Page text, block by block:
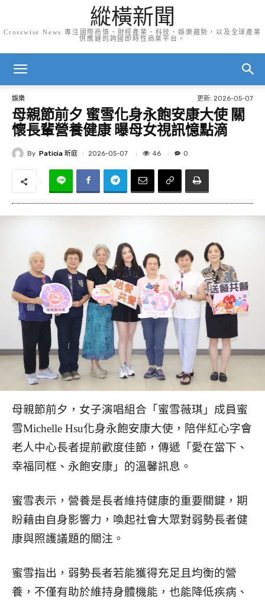
縱橫新聞
Crosswise News 專注國際商情、財經產業、科技、娛樂趨勢，以及全球產業
供應鏈的跨國即時性商業平台。
娛樂 更新: 2026-05-07
母親節前夕 蜜雪化身永飽安康大使 關
懷長輩營養健康 曝母女視訊憶點滴
By Paticia 昕庭 2026-05-07 46 0
母親節前夕，女子演唱組合「蜜雪薇琪」成員蜜
雪Michelle Hsu化身永飽安康大使，陪伴紅心字會
老人中心長者提前歡度佳節，傳遞「愛在當下、
幸福同框、永飽安康」的溫馨訊息。
蜜雪表示，營養是長者維持健康的重要關鍵，期
盼藉由自身影響力，喚起社會大眾對弱勢長者健
康與照護議題的關注。
蜜雪指出，弱勢長者若能獲得充足且均衡的營
養，不僅有助於維持身體機能，也能降低疾病、